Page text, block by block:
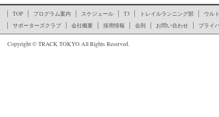
TOP プログラム案内 スケジュール T3 トレイルランニング部
ウル
サポーターズクラブ
会社概要 採用情報 会則 お問い合わせ プライ
Copyright © TRACK TOKYO All Rights Reserved.